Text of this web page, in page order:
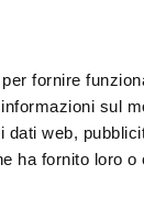
fornire
sul
dati web,
ha fornito loro o